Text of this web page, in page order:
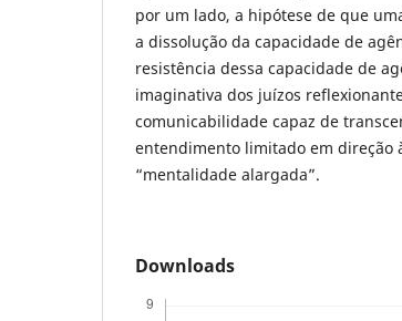
por um lado, a hipótese de que
a dissolução da capacidade de
resistência dessa capacidade de
imaginativa dos juízos
comunicabilidade capaz de
entendimento limitado em direção
“mentalidade alargada”.
Downloads